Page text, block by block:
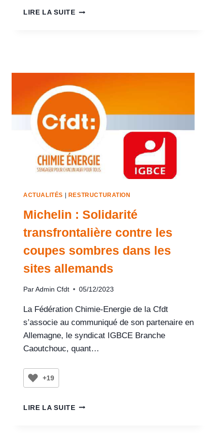
LIRE LA SUITE
ACTUALITÉS RESTRUCTURATION
Michelin : Solidarité
transfrontalière contre les
coupes sombres dans les
sites allemands
Par Admin Cfdt 05/12/2023
La Fédération Chimie-Energie de la Cfdt
s’associe au communiqué de son partenaire en
Allemagne, le syndicat IGBCE Branche
Caoutchouc, quant…
+19
LIRE LA SUITE